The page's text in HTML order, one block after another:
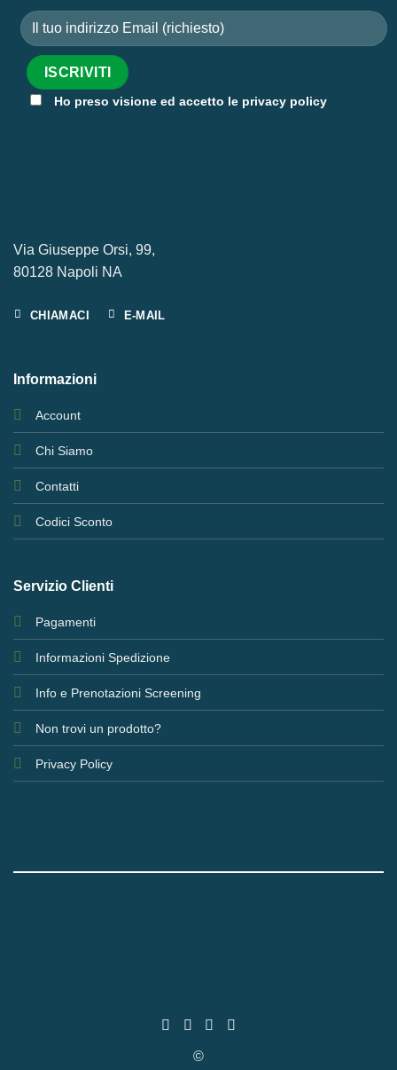
Ho preso visione ed accetto le privacy policy
Via Giuseppe Orsi, 99,
80128 Napoli NA
CHIAMACI E-MAIL
Informazioni
Account
Chi Siamo
Contatti
Codici Sconto
Servizio Clienti
Pagamenti
Informazioni Spedizione
Info e Prenotazioni Screening
Non trovi un prodotto?
Privacy Policy
©